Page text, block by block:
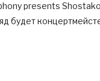
presents
будет